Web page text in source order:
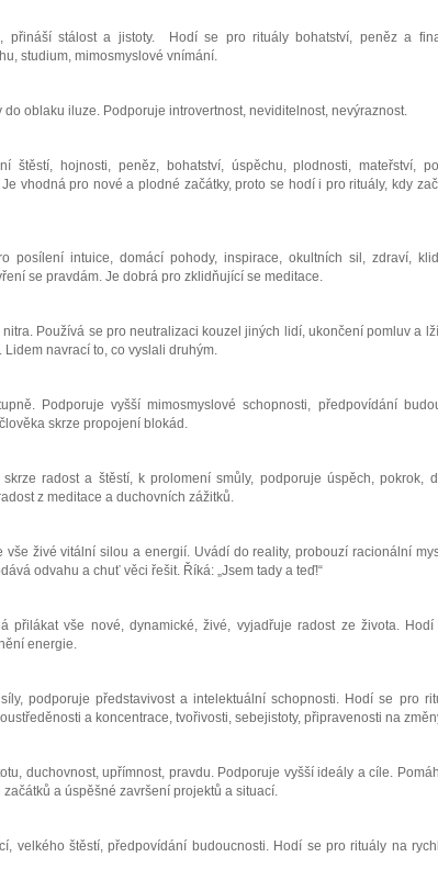
přináší stálost a jistoty. Hodí se pro rituály bohatství, peněz a
studium, mimosmyslové vnímání.
oblaku iluze. Podporuje introvertnost, neviditelnost, nevýraznost.
štěstí, hojnosti, peněz, bohatství, úspěchu, plodnosti, mateřství,
vhodná pro nové a plodné začátky, proto se hodí i pro rituály, kdy
posílení intuice, domácí pohody, inspirace, okultních sil, zdraví,
se pravdám. Je dobrá pro zklidňující se meditace.
Používá se pro neutralizaci kouzel jiných lidí, ukončení pomluv a
navrací to, co vyslali druhým.
Podporuje vyšší mimosmyslové schopnosti, předpovídání
skrze propojení blokád.
radost a štěstí, k prolomení smůly, podporuje úspěch, pokrok,
z meditace a duchovních zážitků.
vše živé vitální silou a energií. Uvádí do reality, probouzí racionální
odvahu a chuť věci řešit. Říká: „Jsem tady a teď!“
přilákat vše nové, dynamické, živé, vyjadřuje radost ze života.
energie.
podporuje představivost a intelektuální schopnosti. Hodí se pro
a koncentrace, tvořivosti, sebejistoty, připravenosti na
duchovnost, upřímnost, pravdu. Podporuje vyšší ideály a cíle.
a úspěšné završení projektů a situací.
velkého štěstí, předpovídání budoucnosti. Hodí se pro rituály na